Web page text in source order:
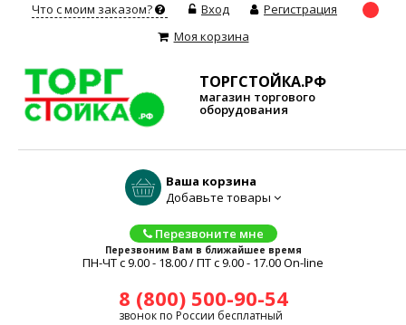
Что с моим заказом? Вход
Регистрация
Моя корзина
ТОРГСТОЙКА.РФ
магазин торгового
оборудования
Ваша корзина
Добавьте товары
Перезвоните мне
Перезвоним Вам в ближайшее время
ПН-ЧТ с 9.00 - 18.00 / ПТ с 9.00 - 17.00 On-line
8 (800) 500-90-54
звонок по России бесплатный